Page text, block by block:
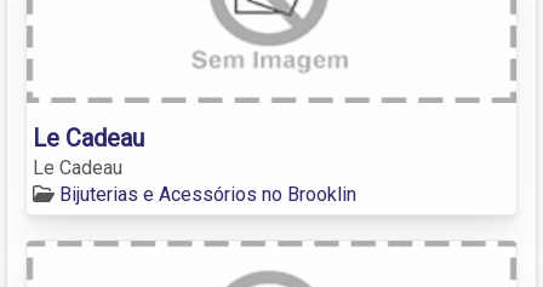
Le Cadeau
Le Cadeau
Bijuterias e Acessórios no Brooklin